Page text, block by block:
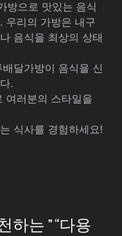
방으로 맛있는 음식
우리의 가방은 내구
음식을 최상의 상태
달가방이 음식을 신
.
여러분의 스타일을
식사를 경험하세요!
는 ” “다용